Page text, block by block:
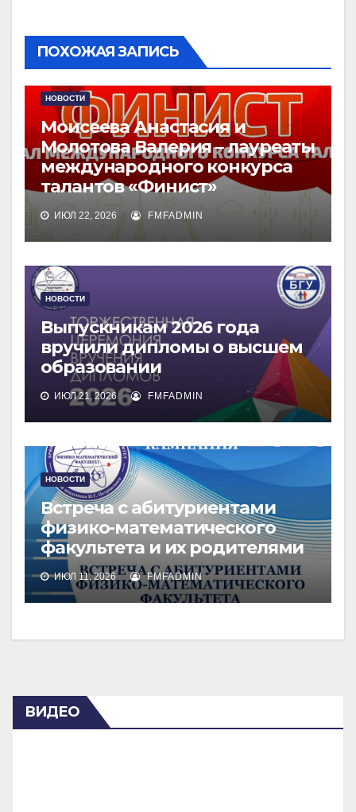
ПОХОЖАЯ ЗАПИСЬ
НОВОСТИ
Моисеева Анастасия и
Молотова Валерия – лауреаты
международного конкурса
талантов «Финист»
ИЮЛ 22, 2026 FMFADMIN
НОВОСТИ
Выпускникам 2026 года
вручили дипломы о высшем
образовании
ИЮЛ 21, 2026 FMFADMIN
НОВОСТИ
Встреча с абитуриентами
физико-математического
факультета и их родителями
ИЮЛ 11, 2026 FMFADMIN
ВИДЕО